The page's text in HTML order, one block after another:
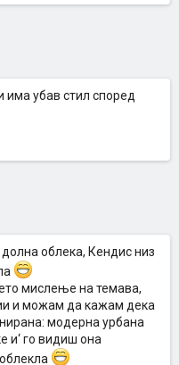
убав стил според
облека, Кендис низ
мислење на темава,
и можам да кажам дека
модерна урбана
и‘ го видиш она